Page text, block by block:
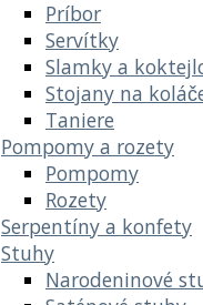
Príbor
Servítky
Slamky a
Stojany na
Taniere
Pompomy a rozety
Pompomy
Rozety
Serpentíny a konfety
Stuhy
Narodeninové